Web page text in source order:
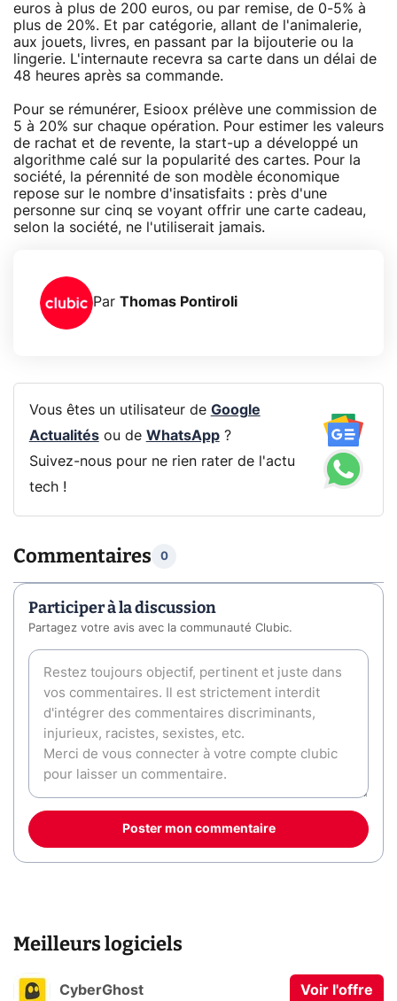
euros à plus de 200 euros, ou par remise, de 0-5% à
plus de 20%. Et par catégorie, allant de l'animalerie,
aux jouets, livres, en passant par la bijouterie ou la
lingerie. L'internaute recevra sa carte dans un délai de
48 heures après sa commande.
Pour se rémunérer, Esioox prélève une commission de
5 à 20% sur chaque opération. Pour estimer les valeurs
de rachat et de revente, la start-up a développé un
algorithme calé sur la popularité des cartes. Pour la
société, la pérennité de son modèle économique
repose sur le nombre d'insatisfaits : près d'une
personne sur cinq se voyant offrir une carte cadeau,
selon la société, ne l'utiliserait jamais.
Par Thomas Pontiroli
Vous êtes un utilisateur de Google
Actualitésou de WhatsApp?
Suivez-nous pour ne rien rater de l'actu
tech !
Commentaires 0
Participer à la discussion
Partagez votre avis avec la communauté Clubic.
Poster mon commentaire
Meilleurs logiciels
CyberGhost Voir l'offre